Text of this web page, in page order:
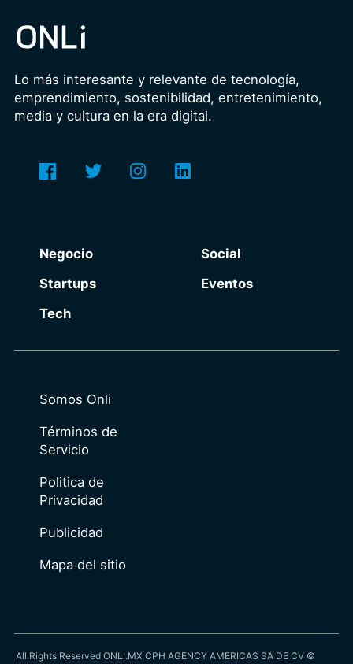
Lo más interesante y relevante de tecnología,
emprendimiento, sostenibilidad, entretenimiento,
media y cultura en la era digital.
Negocio
Startups
Tech
Social
Eventos
Somos Onli
Términos de
Servicio
Politica de
Privacidad
Publicidad
Mapa del sitio
All Rights Reserved ONLI.MX CPH AGENCY AMERICAS SA DE CV ©